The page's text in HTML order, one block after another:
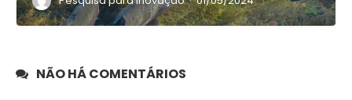
NÃO HÁ COMENTÁRIOS